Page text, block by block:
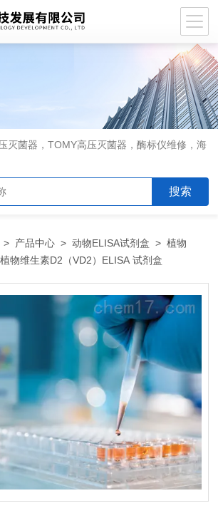
灭菌器，TOMY高压灭菌器，酶标仪维修，海
> 产品中心 >动物ELISA试剂盒 >植物
物维生素D2（VD2）ELISA 试剂盒